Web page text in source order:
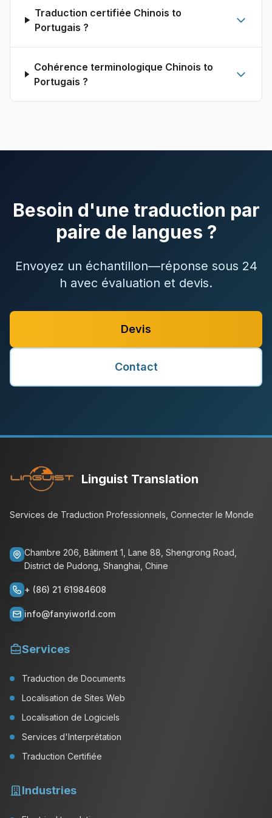
Traduction certifiée Chinois to
Portugais ?
Cohérence terminologique Chinois to
Portugais ?
Besoin d'une traduction par
paire de langues ?
Envoyez un échantillon—réponse sous 24
h avec évaluation et devis.
Devis
Contact
Linguist Translation
Services de Traduction Professionnels, Connecter le Monde
Chambre 206, Bâtiment 1, Lane 88, Shengrong Road,
District de Pudong, Shanghai, Chine
+ (86) 21 61984608
info@fanyiworld.com
Services
Traduction de Documents
Localisation de Sites Web
Localisation de Logiciels
Services d'Interprétation
Traduction Certifiée
Industries